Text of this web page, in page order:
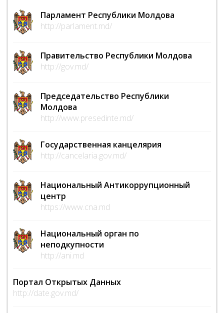
Парламент Республики Молдова
http://parlament.md/
Правительство Республики Молдова
http://gov.md/
Председательство Республики
Молдова
http://www.presedinte.md/
Государственная канцелярия
http://cancelaria.gov.md/
Национальный Антикоррупционный
центр
https://www.cna.md
Национальный орган по
неподкупности
http://ani.md
Портал Открытых Данных
http://date.gov.md/